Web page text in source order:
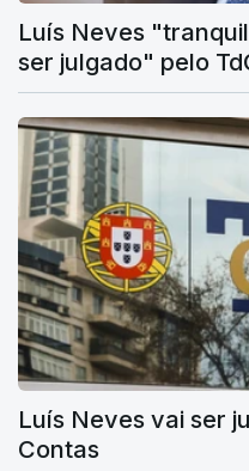
Luís Neves
ser julgado" pelo
Luís Neves vai ser
Contas